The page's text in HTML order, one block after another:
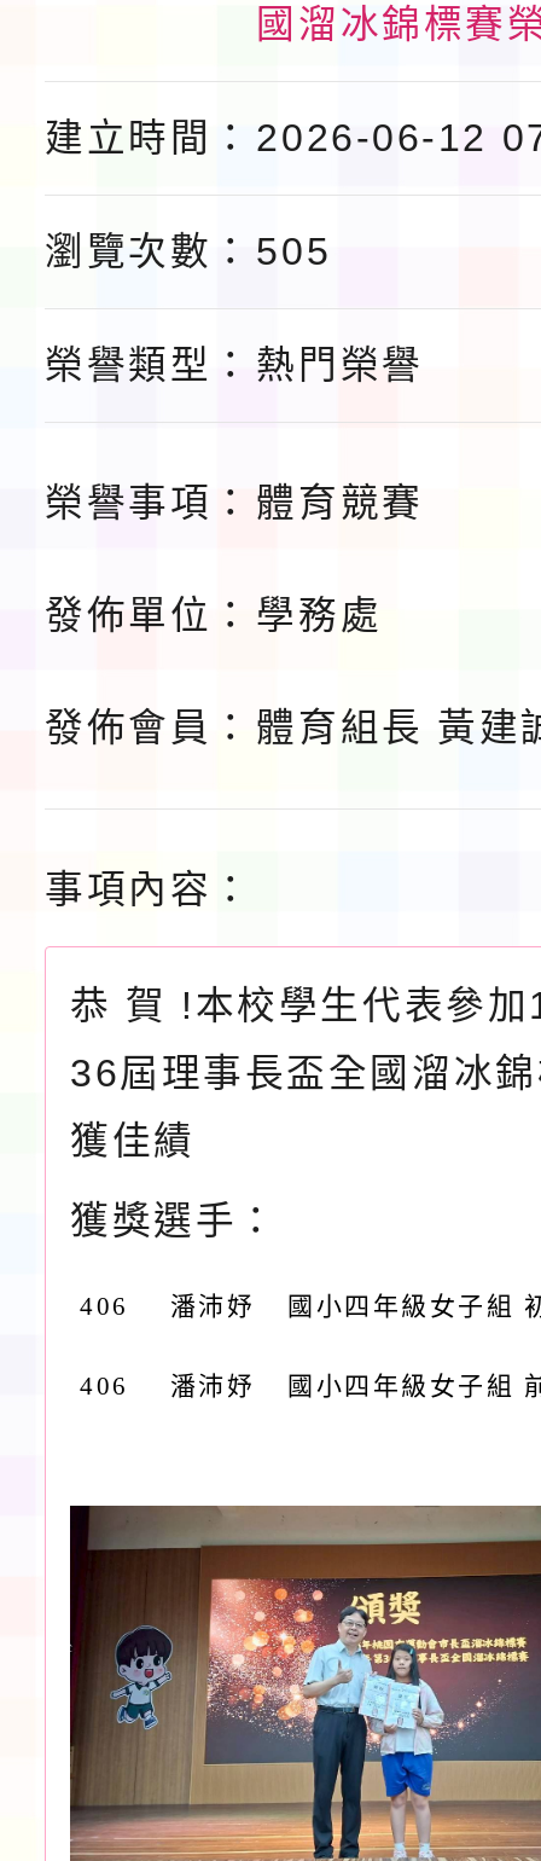
鎮韌性（防空）演習－
速演練執行計畫」
「115年金融知識線上
法」
本校115學年度第1學
第3次招考代課鐘點教
告(不再辦理後續甄選)
檢送「桃園市115學年
賽實施要點」1份
本市「115學年度學生
「桃園市補助參觀特色
請一案
國溜冰錦標賽
建立時間： 2026-06-12
瀏覽次數： 505
榮譽類型： 熱門榮譽
榮譽事項： 體育競賽
發佈單位： 學務處
發佈會員： 體育組長 黃建
事項內容：
恭 賀 !本校學生代表參
36屆理事長盃全國溜冰
獲佳績
獲獎選手：
406 潘沛妤 國小四年級女子組
406 潘沛妤 國小四年級女子組